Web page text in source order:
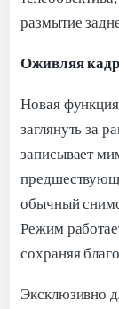
размытие
Оживляя
Новая
заглянуть за
записывает
обычный
Режим
сохраняя
Эксклюзивно